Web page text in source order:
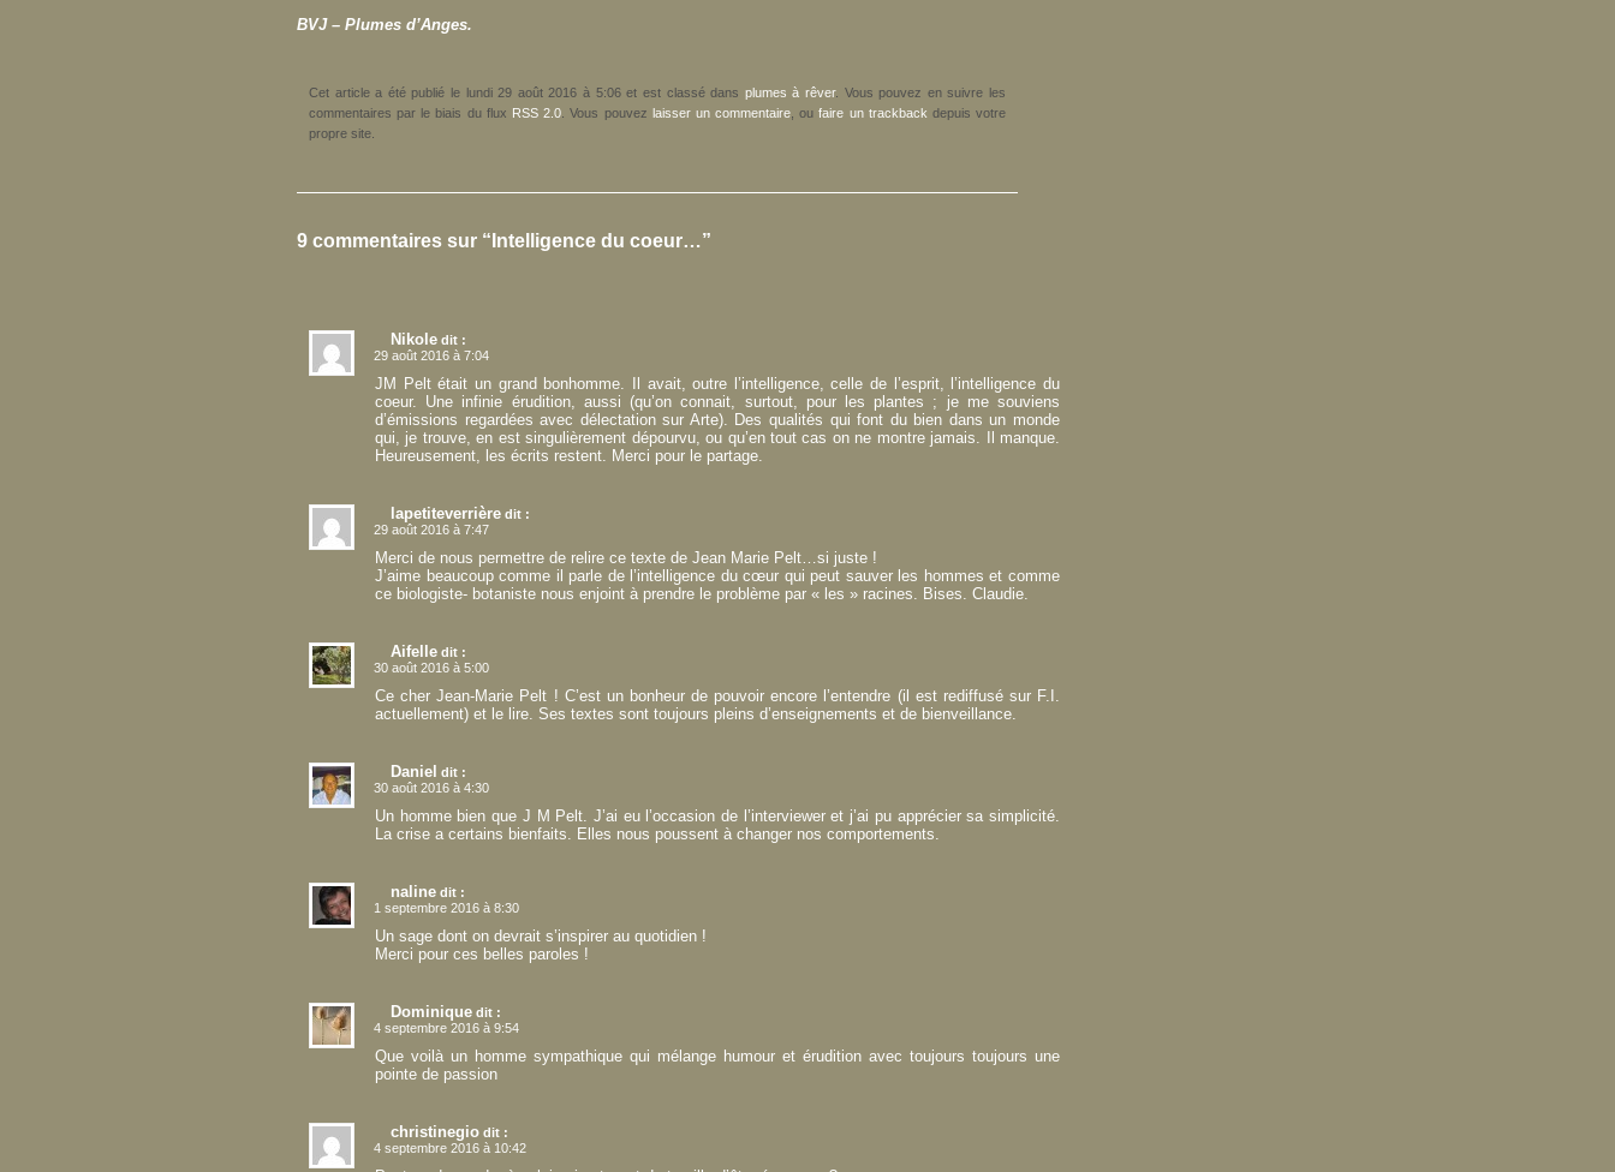
BVJ – Plumes d’Anges.
Cet article a été publié le lundi 29 août 2016 à 5:06 et est classé dans plumes à rêver. Vous pouvez en suivre les
commentaires par le biais du flux RSS 2.0 . Vous pouvez laisser un commentaire , oufaire un trackback depuis votre
propre site.
9 commentaires sur “Intelligence du coeur…”
Nikole dit :
29 août 2016 à 7:04
JM Pelt était un grand bonhomme. Il avait, outre l’intelligence, celle de l’esprit, l’intelligence du
coeur. Une infinie érudition, aussi (qu’on connait, surtout, pour les plantes ; je me souviens
d’émissions regardées avec délectation sur Arte). Des qualités qui font du bien dans un monde
qui, je trouve, en est singulièrement dépourvu, ou qu’en tout cas on ne montre jamais. Il manque.
Heureusement, les écrits restent. Merci pour le partage.
lapetiteverrière dit :
29 août 2016 à 7:47
Merci de nous permettre de relire ce texte de Jean Marie Pelt…si juste !
J’aime beaucoup comme il parle de l’intelligence du cœur qui peut sauver les hommes et comme
ce biologiste- botaniste nous enjoint à prendre le problème par « les » racines. Bises. Claudie.
Aifelle dit :
30 août 2016 à 5:00
Ce cher Jean-Marie Pelt ! C’est un bonheur de pouvoir encore l’entendre (il est rediffusé sur F.I.
actuellement) et le lire. Ses textes sont toujours pleins d’enseignements et de bienveillance.
Daniel dit :
30 août 2016 à 4:30
Un homme bien que J M Pelt. J’ai eu l’occasion de l’interviewer et j’ai pu apprécier sa simplicité.
La crise a certains bienfaits. Elles nous poussent à changer nos comportements.
naline dit :
1 septembre 2016 à 8:30
Un sage dont on devrait s’inspirer au quotidien !
Merci pour ces belles paroles !
Dominique dit :
4 septembre 2016 à 9:54
Que voilà un homme sympathique qui mélange humour et érudition avec toujours toujours une
pointe de passion
christinegio dit :
4 septembre 2016 à 10:42